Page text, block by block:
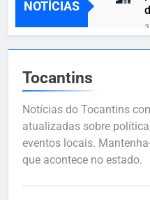
NOTÍCIAS
Tocantins
Notícias do Tocantins
atualizadas sobre
eventos locais.
que acontece no estado.